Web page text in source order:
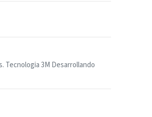
Tecnologia 3M Desarrollando